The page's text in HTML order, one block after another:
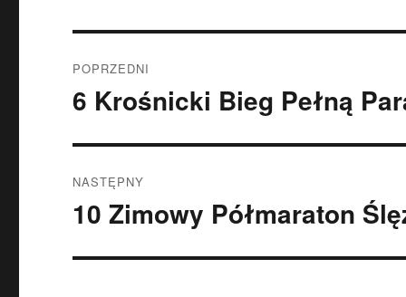
wpisu
POPRZEDNI
Poprzedni
6 Krośnicki Bieg Pełną
NASTĘPNY
Następny
10 Zimowy Półmaraton